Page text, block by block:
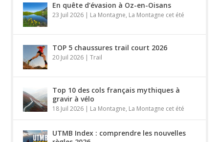
En quête d’évasion à Oz-en-Oisans
23 Juil 2026 | La Montagne, La Montagne cet été
TOP 5 chaussures trail court 2026
20 Juil 2026 |Trail
Top 10 des cols français mythiques à
gravir à vélo
18 Juil 2026 | La Montagne, La Montagne cet été
UTMB Index : comprendre les nouvelles